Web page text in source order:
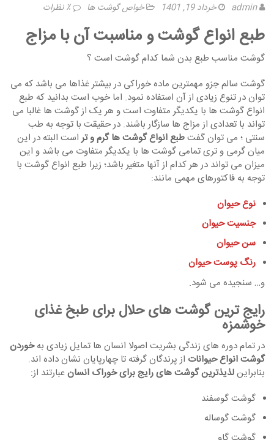
admin خرداد 19, 1401 خواص گوشت ها ٪ نظرات
طبع انواع گوشت و مناسبت آن با مزاج
گوشت مناسب طبع بدن شما کدام گوشت است ؟
گوشت سالم جزو مهمترین ماده خوراکی در بیشتر غذاها می باشد که می
توان در تنوع زیادی از آن استفاده نمود. اما خوب است بدانید که طبع
انواع گوشت ها با یکدیگر متفاوت است و هر یک از گوشت ها غالبا می
تواند با تعدادی از مزاج ها سازگار باشند. در حقیقت با توجه به طب
سنتی ؛ می توان گفتطبع انواع گوشت ها گرم و تراست البته در این
میان گرمی و تری تمامی گوشت ها با یکدیگر متفاوت می باشد و این
میزان می تواند در هر کدام از آنها متغیر باشد؛ زیرا طبع انواع گوشت با
توجه به فاکتورهای مهمی مانند:
نوع حیوان
جنسیت حیوان
سن حیوان
رنگ پوست حیوان
و… سنجیده می شود.
رایج ترین گوشت های حلال برای طبخ غذای
خوشمزه
در تمام دوره های زندگی بشریت اصولا انسان ها تمایل زیادی بهخوردن
گوشت انواع حیوانات از پرندگان گرفته تا چهارپایان نشان داده اند.
بنابراینلذیذترین گوشت های رایج برای خوراک انسانعبارتند از:
گوشت گوسفند
گوشت گوساله